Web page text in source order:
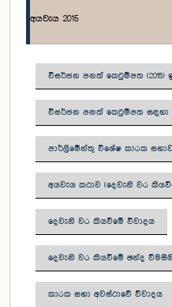
අයවැය 2015
විසර්ජන පනත් කෙටුම්පත (2015)
විසර්ජන පනත් කෙටුම්පත සඳහා
පාර්ලිමේන්තු විශේෂ කාරක සභාව
අයවැය කථාව (දෙවැනි වර
දෙවැනි වර කියවීමේ විවාදය
දෙවැනි වර කියවීමේ ඡන්ද
කාරක සභා අවස්ථාවේ විවාදය